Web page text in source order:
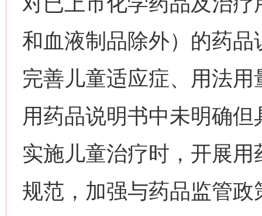
和血液制品除外）的药
完善儿童适应症、用法
用药品说明书中未明确
实施儿童治疗时，开展
规范，加强与药品监管